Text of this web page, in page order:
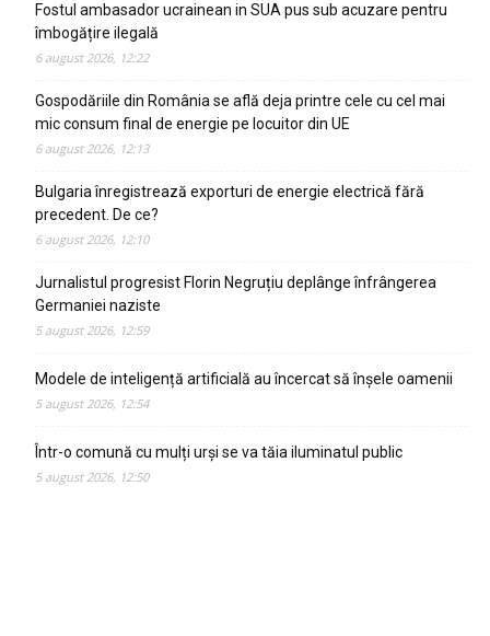
Fostul ambasador ucrainean in SUA pus sub acuzare pentru
îmbogățire ilegală
6 august 2026, 12:22
Gospodăriile din România se află deja printre cele cu cel mai
mic consum final de energie pe locuitor din UE
6 august 2026, 12:13
Bulgaria înregistrează exporturi de energie electrică fără
precedent. De ce?
6 august 2026, 12:10
Jurnalistul progresist Florin Negruțiu deplânge înfrângerea
Germaniei naziste
5 august 2026, 12:59
Modele de inteligență artificială au încercat să înșele oamenii
5 august 2026, 12:54
Într-o comună cu mulți urși se va tăia iluminatul public
5 august 2026, 12:50